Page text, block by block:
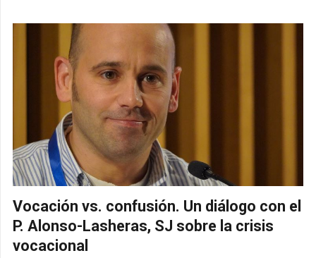
Vocación vs. confusión. Un diálogo con el
P. Alonso-Lasheras, SJ sobre la crisis
vocacional